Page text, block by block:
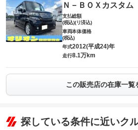
Ｎ－ＢＯＸカスタム
支払総額
(税込)(リ済込)
車両本体価格
(税込)
年式2012(平成24)年
走行8.1万km
この販売店の在庫一覧
探している条件に近いク